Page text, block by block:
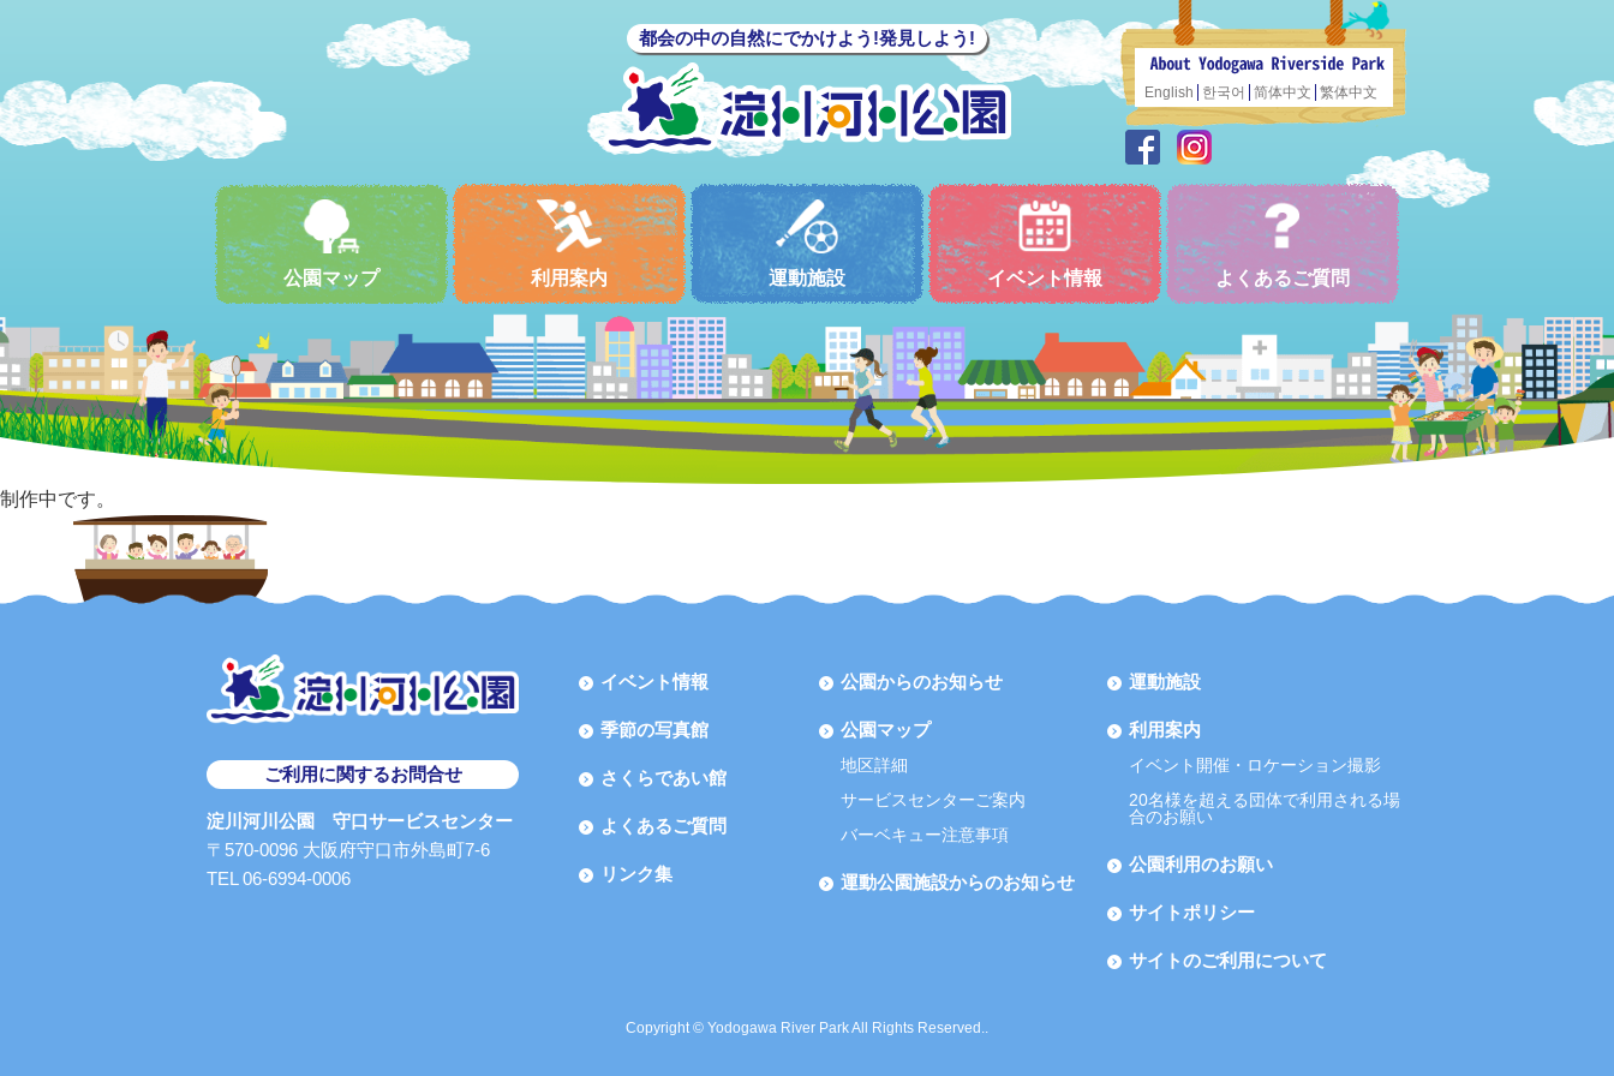
都会の中の自然にでかけよう!発見しよう!
English 한국어 简体中文 繁体中文
公園マップ 利用案内 運動施設 イベント情報 よくあるご質問
制作中です。
ご利用に関するお問合せ
淀川河川公園 守口サービスセンター
〒570-0096 大阪府守口市外島町7-6
TEL 06-6994-0006
イベント情報
季節の写真館
さくらであい館
よくあるご質問
リンク集
公園からのお知らせ
公園マップ
地区詳細
サービスセンターご案内
バーベキュー注意事項
運動公園施設からのお知らせ
運動施設
利用案内
イベント開催・ロケーション撮影
20名様を超える団体で利用される場
合のお願い
公園利用のお願い
サイトポリシー
サイトのご利用について
Copyright © Yodogawa River Park All Rights Reserved..